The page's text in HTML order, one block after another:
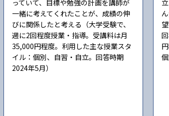
っていて、目標や勉強の計画を講師が
一緒に考えてくれたことが、成績の伸
びに関係したと考える（大学受験で、
週に2回程度授業・指導。受講料は月
35,000円程度。利用した主な授業スタ
イル：個別、自習・自立。回答時期
2024年5月）